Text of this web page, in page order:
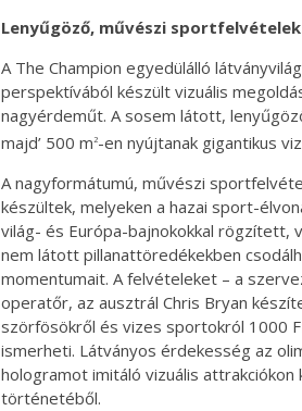
Lenyűgöző, művészi
A The Champion egyedülálló
perspektívából készült vizuális
nagyérdeműt. A sosem látott,
majd’ 500 m2-en nyújtanak gigantikus
A nagyformátumú, művészi
készültek, melyeken a hazai sport-
világ- és Európa-bajnokokkal
nem látott pillanattöredékekben
momentumait. A felvételeket – a
operatőr, az ausztrál Chris Bryan
szörfösökről és vizes sportokról 1000
ismerheti. Látványos érdekesség az
hologramot imitáló vizuális
történetéből.